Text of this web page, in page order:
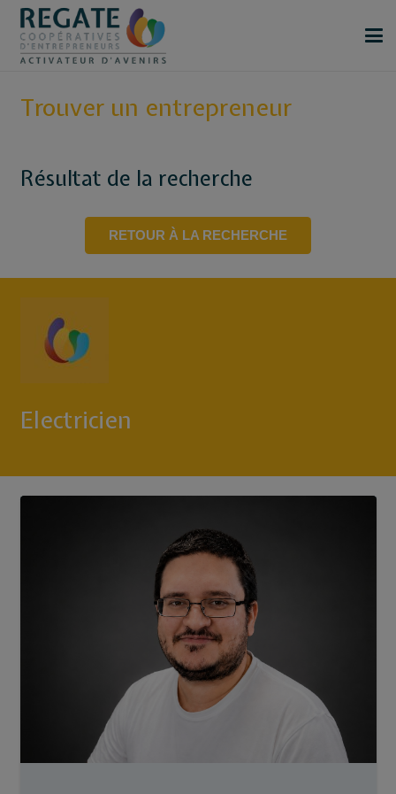
Trouver un entrepreneur
Résultat de la recherche
RETOUR À LA RECHERCHE
Electricien